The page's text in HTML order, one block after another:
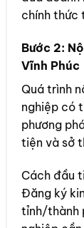
chính thức
Bước 2:
Vĩnh Phúc
Quá trình
nghiệp có
phương
tiện và sở
Cách đầu
Đăng ký
tỉnh/thành